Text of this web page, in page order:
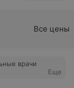
Все цены
врачи
Еще